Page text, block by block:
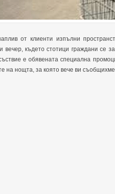
от клиенти изпълни
вечер, където стотици граждани се
е обявената специална
на нощта, за която вече ви съобщихме.